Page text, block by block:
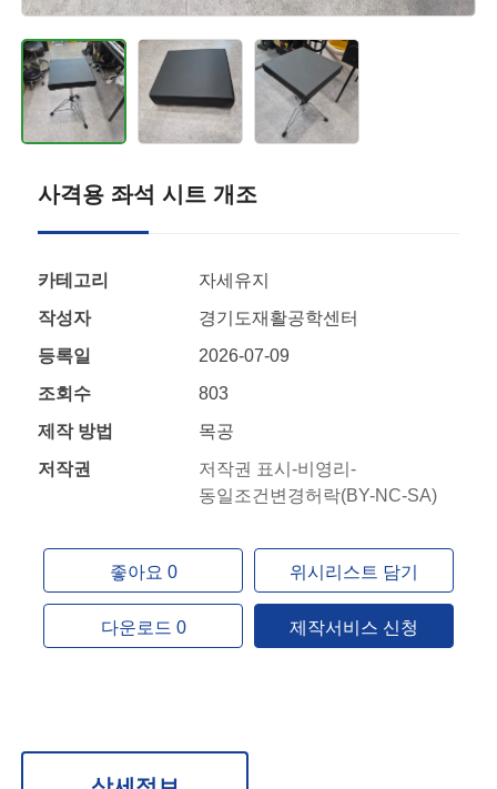
사격용 좌석 시트 개조
카테고리
자세유지
작성자
경기도재활공학센터
등록일
2026-07-09
조회수
803
제작 방법
목공
저작권
저작권 표시-비영리-
동일조건변경허락(BY-NC-SA)
좋아요 0 위시리스트 담기
다운로드 0 제작서비스 신청